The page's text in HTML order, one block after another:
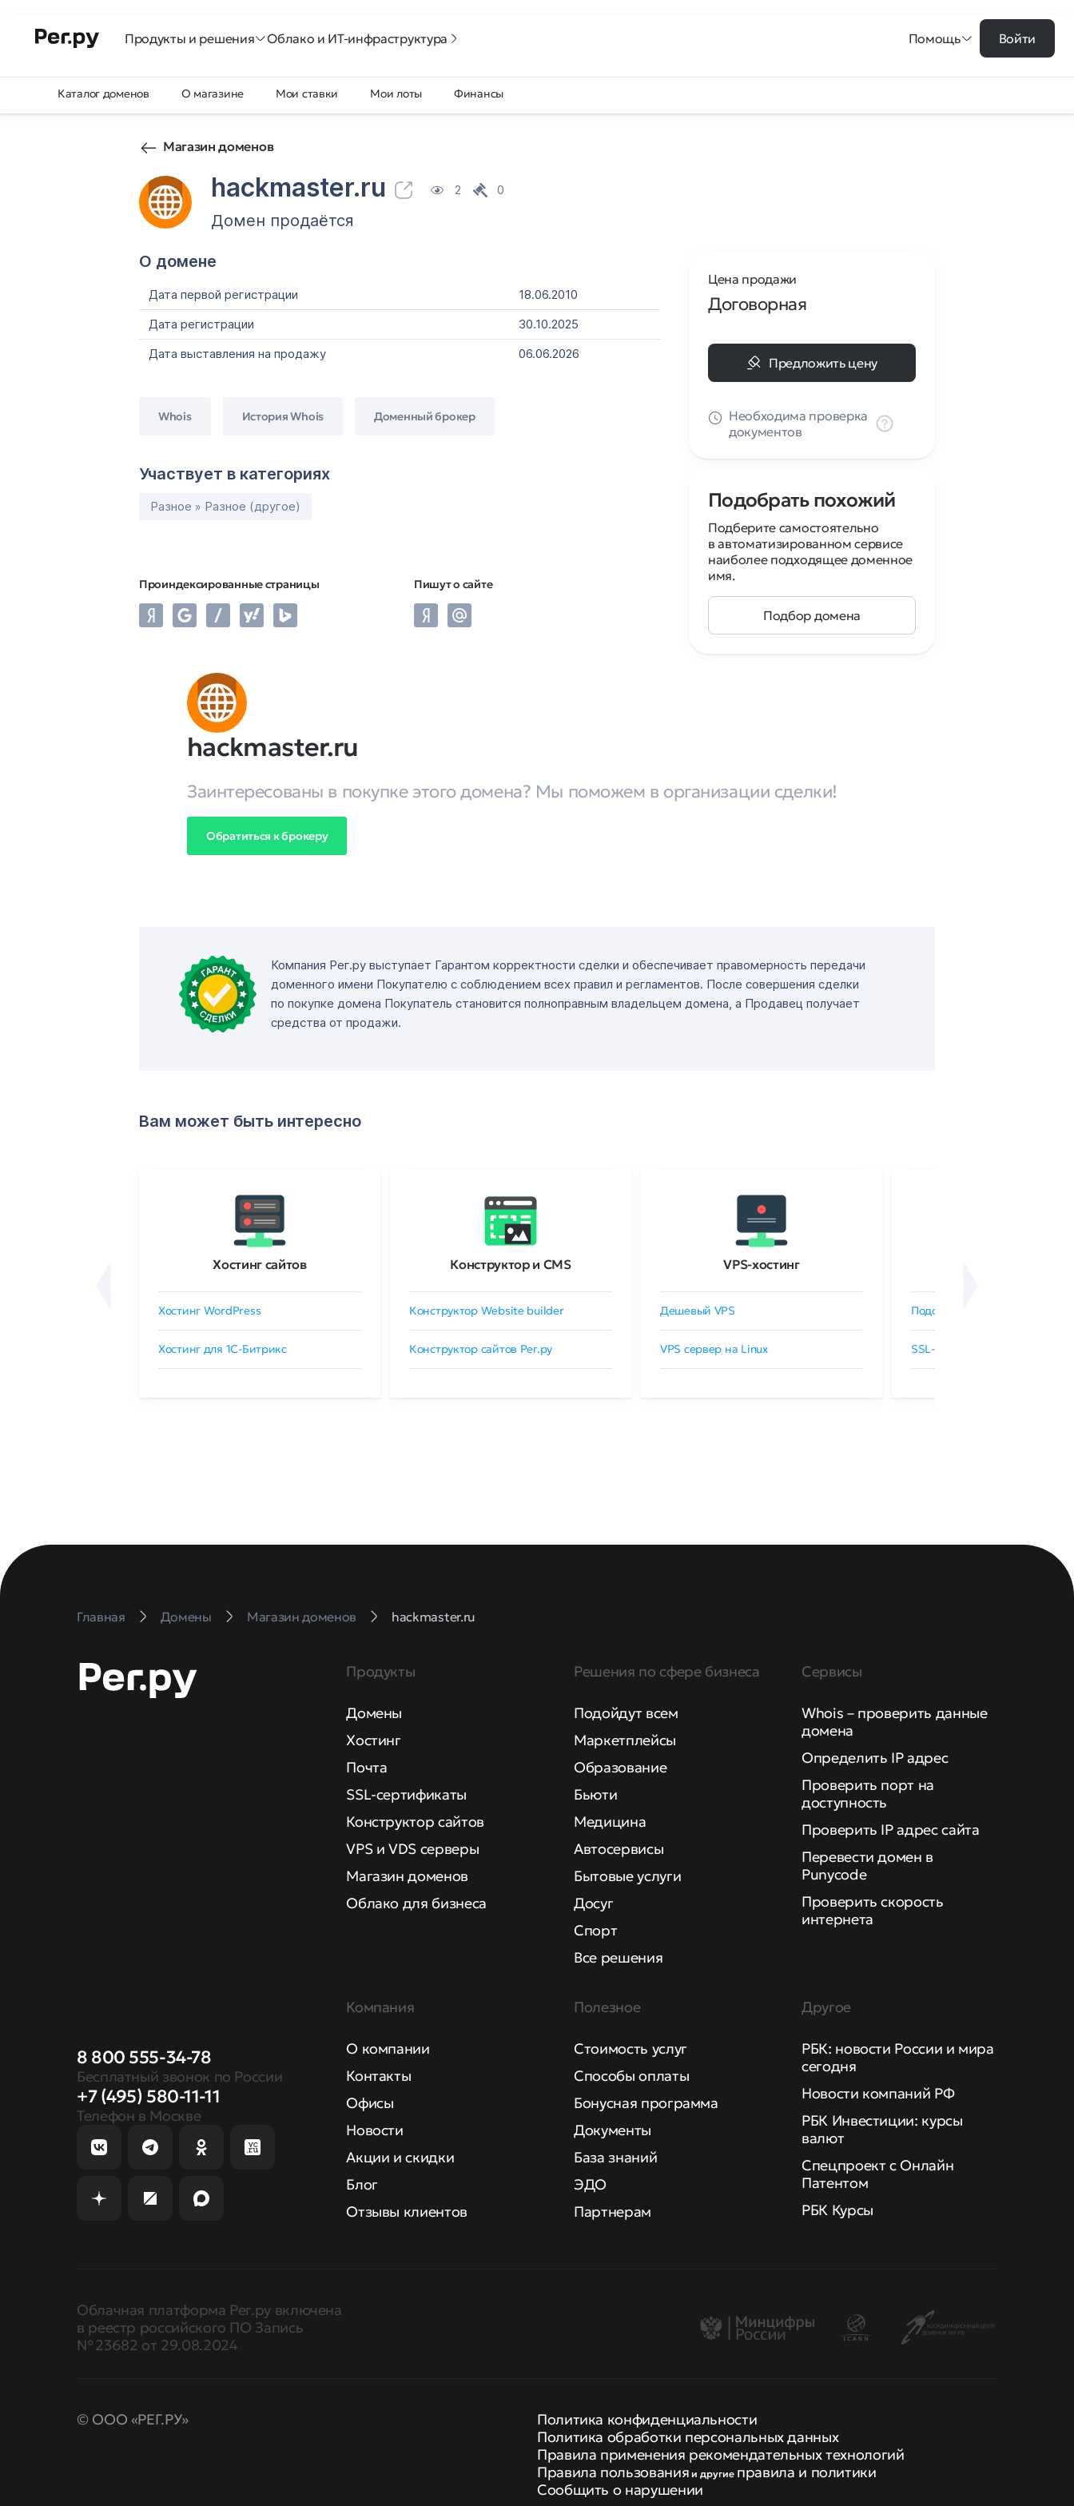
Продукты и решения Облако и ИТ-инфраструктура Помощь Войти
Каталог доменов О магазине Мои ставки Мои лоты Финансы
Магазин доменов
hackmaster.ru 2 0
Домен продаётся
О домене
Дата первой регистрации
18.06.2010
Дата регистрации
30.10.2025
Дата выставления на продажу
06.06.2026
Whois История Whois Доменный брокер
Участвует в категориях
Разное » Разное (другое)
Проиндексированные страницы Пишут о сайте
Цена продажи
Договорная
Предложить цену
Необходима проверка
документов
Подобрать похожий
Подберите самостоятельно
в автоматизированном сервисе
наиболее подходящее доменное
имя.
Подбор домена
hackmaster.ru
Заинтересованы в покупке этого домена? Мы поможем в организации сделки!
Обратиться к брокеру
Компания Рег.ру выступает Гарантом корректности сделки и обеспечивает правомерность передачи
доменного имени Покупателю с соблюдением всех правил и регламентов. После совершения сделки
по покупке домена Покупатель становится полноправным владельцем домена, а Продавец получает
средства от продажи.
Вам может быть интересно
Хостинг сайтов
Хостинг WordPress
Хостинг для 1C-Битрикс
Конструктор и CMS
Конструктор Website builder
Конструктор сайтов Рег.ру
VPS-хостинг
Дешевый VPS
VPS сервер на Linux
Подобрать SSL-сертификат
SSL-сертификаты GlobalSign
Главная Домены Магазин доменов hackmaster.ru
8 800 555-34-78
Бесплатный звонок по России
+7 (495) 580-11-11
Телефон в Москве
Продукты
Домены
Хостинг
Почта
SSL-сертификаты
Конструктор сайтов
VPS и VDS серверы
Магазин доменов
Облако для бизнеса
Решения по сфере бизнеса
Подойдут всем
Маркетплейсы
Образование
Бьюти
Медицина
Автосервисы
Бытовые услуги
Досуг
Спорт
Все решения
Сервисы
Whois – проверить данные
домена
Определить IP адрес
Проверить порт на
доступность
Проверить IP адрес сайта
Перевести домен в
Punycode
Проверить скорость
интернета
Компания
О компании
Контакты
Офисы
Новости
Акции и скидки
Блог
Отзывы клиентов
Полезное
Стоимость услуг
Способы оплаты
Бонусная программа
Документы
База знаний
ЭДО
Партнерам
Другое
РБК: новости России и мира
сегодня
Новости компаний РФ
РБК Инвестиции: курсы
валют
Спецпроект с Онлайн
Патентом
РБК Курсы
Облачная платформа Рег.ру включена
в реестр российского ПО Запись
№ 23682 от 29.08.2024
© ООО «РЕГ.РУ»
Политика конфиденциальности
Политика обработки персональных данных
Правила применения рекомендательных технологий
Правила пользования и другие правила и политики
Сообщить о нарушении